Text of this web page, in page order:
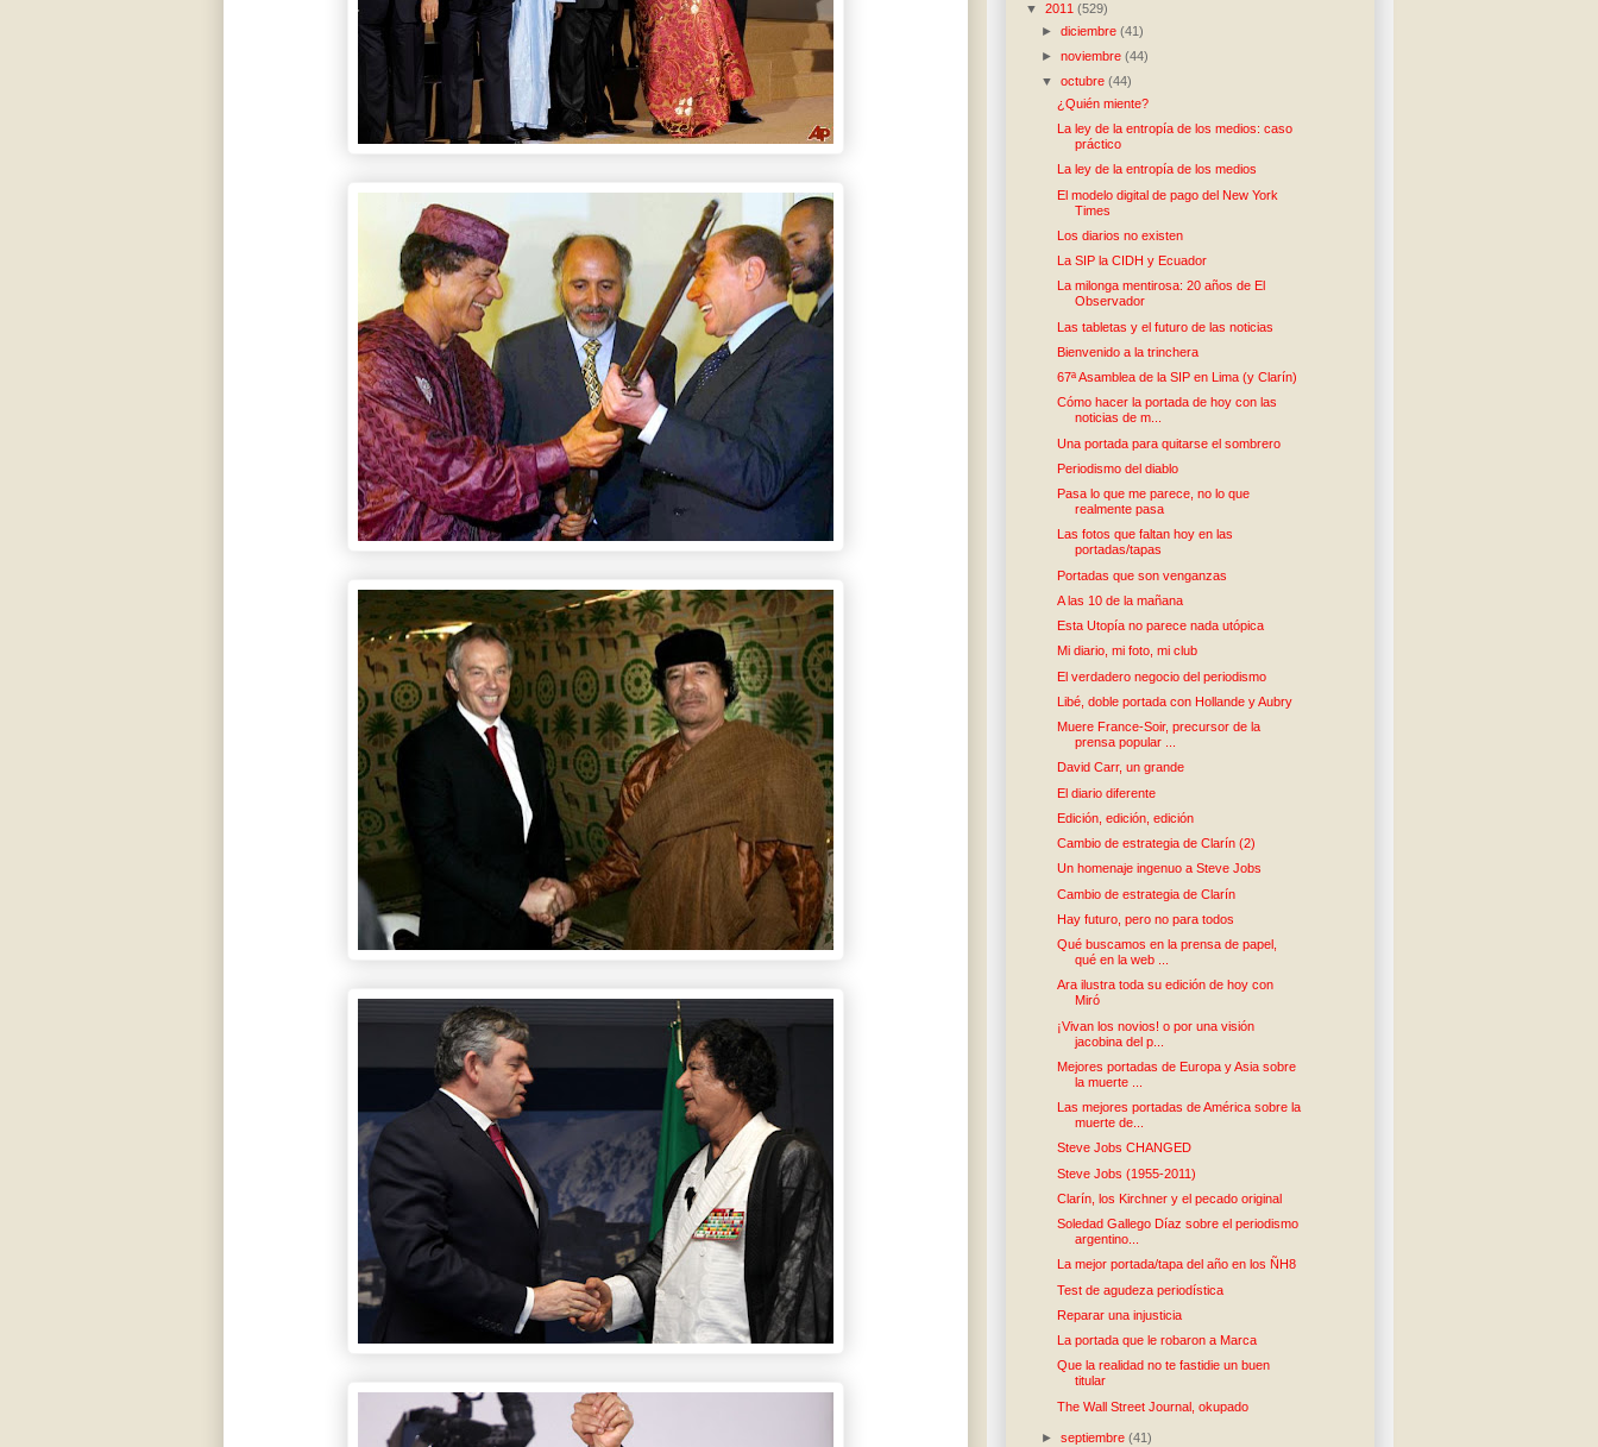
▼ 2011 (529)
►diciembre(41)
►noviembre(44)
▼octubre(44)
¿Quién miente?
La ley de la entropía de los medios: caso
práctico
La ley de la entropía de los medios
El modelo digital de pago del New York
Times
Los diarios no existen
La SIP la CIDH y Ecuador
La milonga mentirosa: 20 años de El
Observador
Las tabletas y el futuro de las noticias
Bienvenido a la trinchera
67ª Asamblea de la SIP en Lima (y Clarín)
Cómo hacer la portada de hoy con las
noticias de m...
Una portada para quitarse el sombrero
Periodismo del diablo
Pasa lo que me parece, no lo que
realmente pasa
Las fotos que faltan hoy en las
portadas/tapas
Portadas que son venganzas
A las 10 de la mañana
Esta Utopía no parece nada utópica
Mi diario, mi foto, mi club
El verdadero negocio del periodismo
Libé, doble portada con Hollande y Aubry
Muere France-Soir, precursor de la
prensa popular ...
David Carr, un grande
El diario diferente
Edición, edición, edición
Cambio de estrategia de Clarín (2)
Un homenaje ingenuo a Steve Jobs
Cambio de estrategia de Clarín
Hay futuro, pero no para todos
Qué buscamos en la prensa de papel,
qué en la web ...
Ara ilustra toda su edición de hoy con
Miró
¡Vivan los novios! o por una visión
jacobina del p...
Mejores portadas de Europa y Asia sobre
la muerte ...
Las mejores portadas de América sobre la
muerte de...
Steve Jobs CHANGED
Steve Jobs (1955-2011)
Clarín, los Kirchner y el pecado original
Soledad Gallego Díaz sobre el periodismo
argentino...
La mejor portada/tapa del año en los ÑH8
Test de agudeza periodística
Reparar una injusticia
La portada que le robaron a Marca
Que la realidad no te fastidie un buen
titular
The Wall Street Journal, okupado
►septiembre(41)